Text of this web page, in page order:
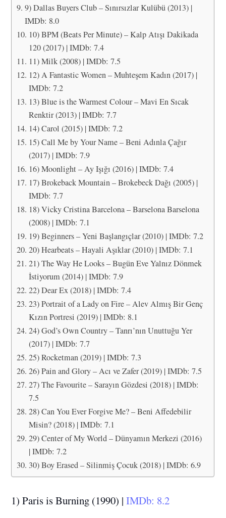
9) Dallas Buyers Club – Sınırsızlar Kulübü (2013) |
IMDb: 8.0
10) BPM (Beats Per Minute) – Kalp Atışı Dakikada
120 (2017) | IMDb: 7.4
11) Milk (2008) | IMDb: 7.5
12) A Fantastic Women – Muhteşem Kadın (2017) |
IMDb: 7.2
13) Blue is the Warmest Colour – Mavi En Sıcak
Renktir (2013) | IMDb: 7.7
14) Carol (2015) | IMDb: 7.2
15) Call Me by Your Name – Beni Adınla Çağır
(2017) | IMDb: 7.9
16) Moonlight – Ay Işığı (2016) | IMDb: 7.4
17) Brokeback Mountain – Brokebeck Dağı (2005) |
IMDb: 7.7
18) Vicky Cristina Barcelona – Barselona Barselona
(2008) | IMDb: 7.1
19) Beginners – Yeni Başlangıçlar (2010) | IMDb: 7.2
20) Hearbeats – Hayali Aşıklar (2010) | IMDb: 7.1
21) The Way He Looks – Bugün Eve Yalnız Dönmek
İstiyorum (2014) | IMDb: 7.9
22) Dear Ex (2018) | IMDb: 7.4
23) Portrait of a Lady on Fire – Alev Almış Bir Genç
Kızın Portresi (2019) | IMDb: 8.1
24) God’s Own Country – Tanrı’nın Unuttuğu Yer
(2017) | IMDb: 7.7
25) Rocketman (2019) | IMDb: 7.3
26) Pain and Glory – Acı ve Zafer (2019) | IMDb: 7.5
27) The Favourite – Sarayın Gözdesi (2018) | IMDb:
7.5
28) Can You Ever Forgive Me? – Beni Affedebilir
Misin? (2018) | IMDb: 7.1
29) Center of My World – Dünyamın Merkezi (2016)
| IMDb: 7.2
30) Boy Erased – Silinmiş Çocuk (2018) | IMDb: 6.9
1) Paris is Burning (1990) |IMDb: 8.2